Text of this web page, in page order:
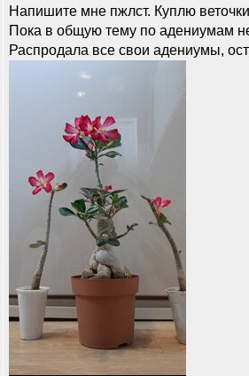
Напишите мне пжлст. Куплю
Пока в общую тему по адениумам
Распродала все свои адениумы,